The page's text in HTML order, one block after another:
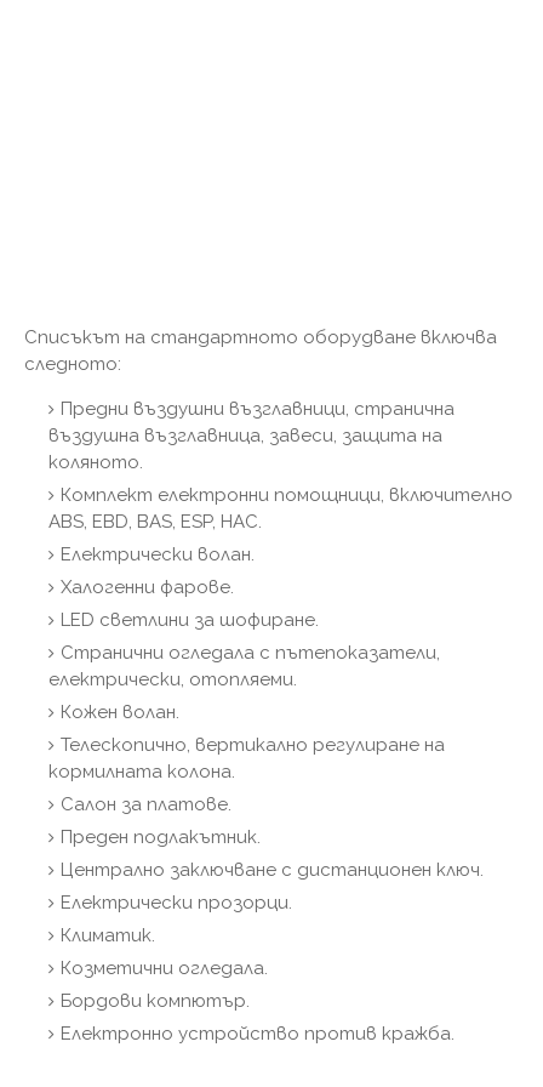
Списъкът на стандартното оборудване включва
следното:
Предни въздушни възглавници, странична
въздушна възглавница, завеси, защита на
коляното.
Комплект електронни помощници, включително
ABS, EBD, BAS, ESP, HAC.
Електрически волан.
Халогенни фарове.
LED светлини за шофиране.
Странични огледала с пътепоказатели,
електрически, отопляеми.
Кожен волан.
Телескопично, вертикално регулиране на
кормилната колона.
Салон за платове.
Преден подлакътник.
Централно заключване с дистанционен ключ.
Електрически прозорци.
Климатик.
Козметични огледала.
Бордови компютър.
Електронно устройство против кражба.